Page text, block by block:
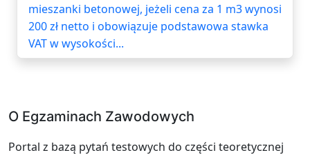
mieszanki betonowej, jeżeli cena za 1 m3 wynosi
200 zł netto i obowiązuje podstawowa stawka
VAT w wysokości...
O Egzaminach Zawodowych
Portal z bazą pytań testowych do części teoretycznej